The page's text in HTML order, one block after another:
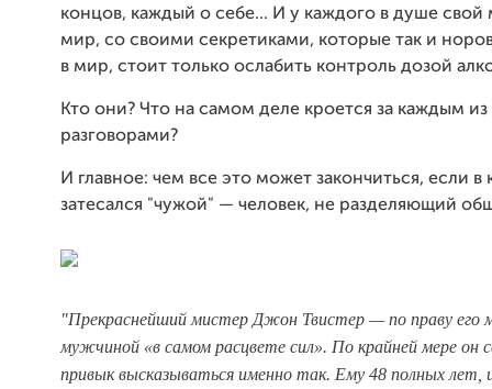
концов, каждый о себе... И у каждого в душе свой
мир, со своими секретиками, которые так и
в мир, стоит только ослабить контроль дозой
Кто они? Что на самом деле кроется за каждым из
разговорами?
И главное: чем все это может закончиться, если
затесался "чужой" — человек, не разделяющий
"Прекраснейший мистер Джон Твистер — по праву его
мужчиной «в самом расцвете сил». По крайней мере он
привык высказываться именно так. Ему 48 полных лет,